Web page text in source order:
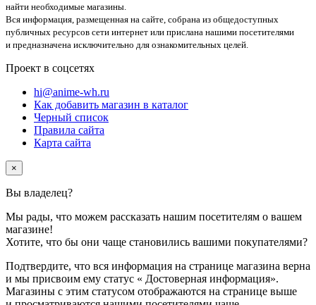
найти необходимые магазины.
Вся информация, размещенная на сайте, собрана из общедоступных
публичных ресурсов сети интернет или прислана нашими посетителями
и предназначена исключительно для ознакомительных целей.
Проект в соцсетях
hi@anime-wh.ru
Как добавить магазин в каталог
Черный список
Правила сайта
Карта сайта
×
Вы владелец?
Мы рады, что можем рассказать нашим посетителям о вашем
магазине!
Хотите, что бы они чаще становились вашими покупателями?
Подтвердите, что вся информация на странице магазина верна
и мы присвоим ему статус « Достоверная информация».
Магазины с этим статусом отображаются на странице выше